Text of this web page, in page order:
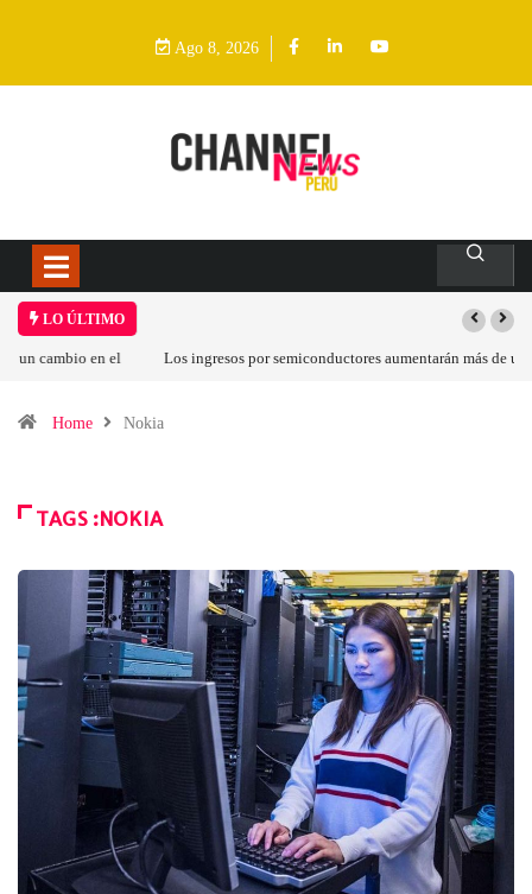
Ago 8, 2026
LO ÚLTIMO
Los ingresos por semiconductores aumentarán más de un 94 % en 2026
Home Nokia
TAGS :NOKIA